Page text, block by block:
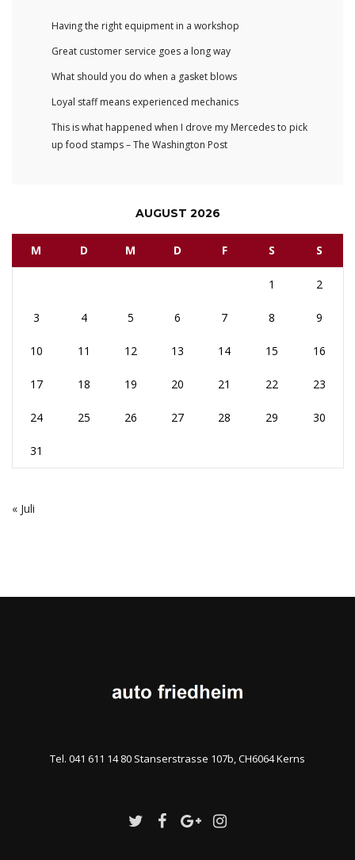
Having the right equipment in a workshop
Great customer service goes a long way
What should you do when a gasket blows
Loyal staff means experienced mechanics
This is what happened when I drove my Mercedes to pick
up food stamps – The Washington Post
AUGUST 2026
M D M D F S S
1 2
3 4 5 6 7 8 9
10 11 12 13 14 15 16
17 18 19 20 21 22 23
24 25 26 27 28 29 30
31
« Juli
Tel. 041 611 14 80 Stanserstrasse 107b, CH6064 Kerns